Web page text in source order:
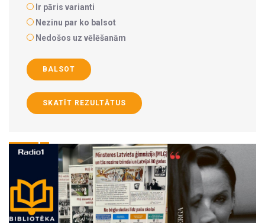
Ir pāris varianti
Nezinu par ko balsot
Nedošos uz vēlēšanām
BALSOT
SKATĪT REZULTĀTUS